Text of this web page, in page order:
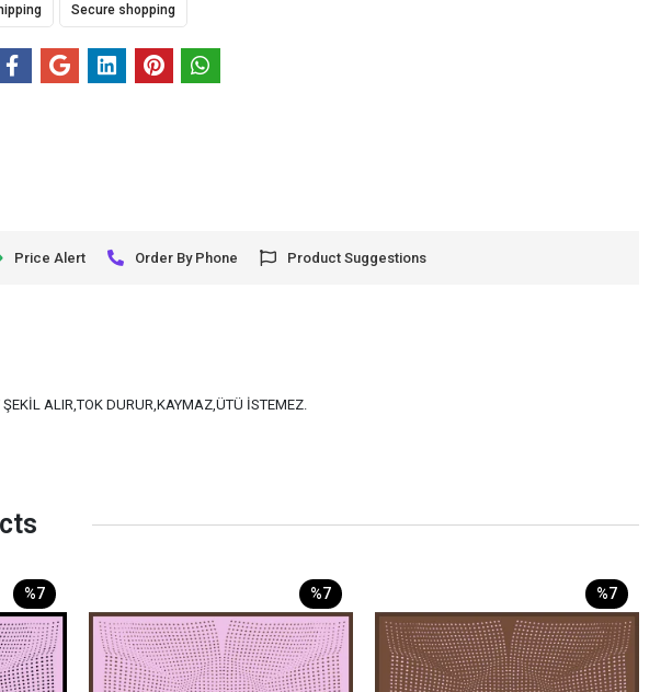
Secure shopping
Price Alert Order By Phone Product Suggestions
ALIR,TOK DURUR,KAYMAZ,ÜTÜ İSTEMEZ.
%7 %7 %7